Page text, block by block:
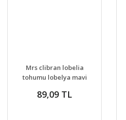
Mrs clibran lobelia
tohumu lobelya mavi
89,09 TL